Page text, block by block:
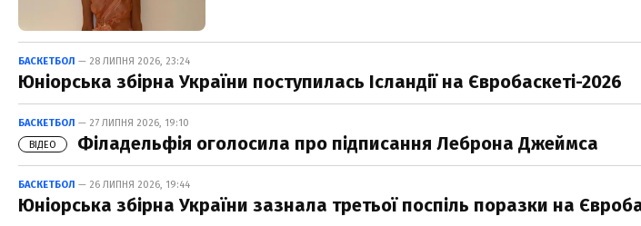
БАСКЕТБОЛ — 28 ЛИПНЯ 2026, 23:24
Юніорська збірна України поступилась Ісландії на Євробаскеті-2026
БАСКЕТБОЛ — 27 ЛИПНЯ 2026, 19:10
ВІДЕО
Філадельфія оголосила про підписання Леброна Джеймса
БАСКЕТБОЛ — 26 ЛИПНЯ 2026, 19:44
Юніорська збірна України зазнала третьої поспіль поразки на